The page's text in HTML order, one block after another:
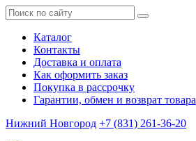
Каталог
Контакты
Доставка и оплата
Как оформить заказ
Покупка в рассрочку
Гарантии, обмен и возврат товара
Нижний Новгород +7 (831) 261-36-20